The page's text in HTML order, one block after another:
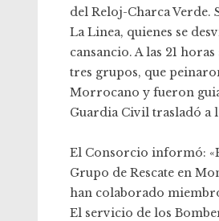
del Reloj-Charca Verde.
La Linea, quienes se
cansancio. A las 21
tres grupos, que
Morrocano y fueron
Guardia Civil trasladó a
El Consorcio informó:
Grupo de Rescate en
han colaborado
El servicio de los